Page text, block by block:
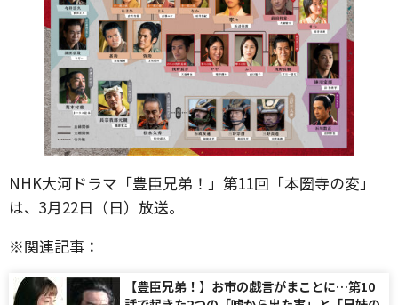
NHK大河ドラマ「豊臣兄弟！」第11回「本圀寺の変」
は、3月22日（日）放送。
※関連記事：
【豊臣兄弟！】お市の戯言がまことに…第10